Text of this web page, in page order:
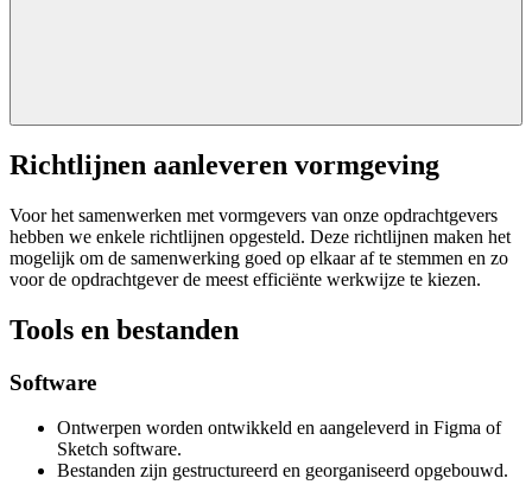
Richtlijnen aanleveren vormgeving
Voor het samenwerken met vormgevers van onze opdrachtgevers
hebben we enkele richtlijnen opgesteld. Deze richtlijnen maken het
mogelijk om de samenwerking goed op elkaar af te stemmen en zo
voor de opdrachtgever de meest efficiënte werkwijze te kiezen.
Tools en bestanden
Software
Ontwerpen worden ontwikkeld en aangeleverd in Figma of
Sketch software.
Bestanden zijn gestructureerd en georganiseerd opgebouwd.